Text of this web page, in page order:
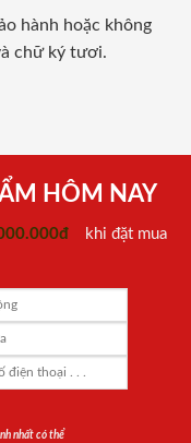
hành hoặc không
chữ ký tươi.
HÔM NAY
khi đặt mua
nhất có thể